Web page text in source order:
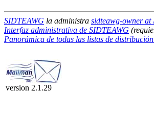
SIDTEAWG la administra sidteawg-owner at
Interfaz administrativa de SIDTEAWG
Panorámica de todas las listas de
version 2.1.29